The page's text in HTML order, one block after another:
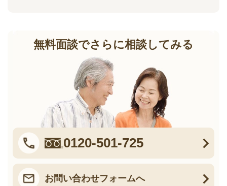
無料面談でさらに相談してみる
0120-501-725
お問い合わせフォームへ